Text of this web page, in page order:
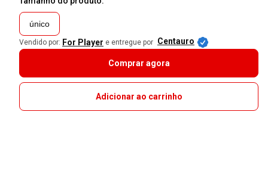
único
Vendido por: For Player e entregue por Centauro
Comprar agora
Adicionar ao carrinho